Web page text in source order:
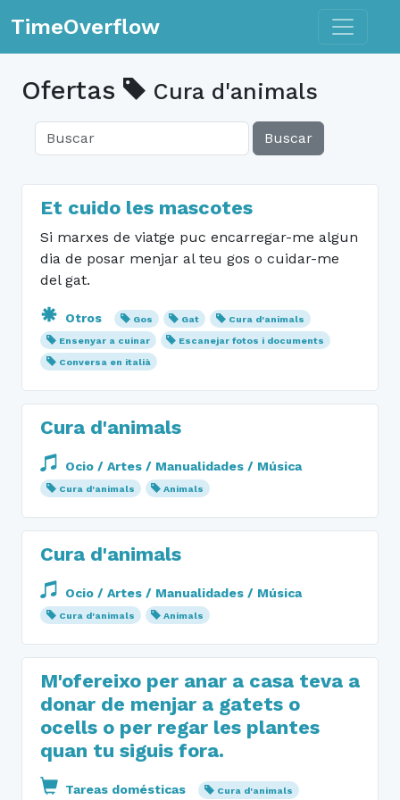
TimeOverflow Toggle
Ofertas Cura d'animals
Buscar
Et cuido les mascotes
Si marxes de viatge puc encarregar-me algun
dia de posar menjar al teu gos o cuidar-me
del gat.
Otros Gos Gat
Cura d'animals
Ensenyar a cuinar
Escanejar fotos i documents
Conversa en italià
Cura d'animals
Ocio / Artes / Manualidades / Música
Cura d'animals Animals
Cura d'animals
Ocio / Artes / Manualidades / Música
Cura d'animals Animals
M'ofereixo per anar a casa teva a
donar de menjar a gatets o
ocells o per regar les plantes
quan tu siguis fora.
Tareas domésticas Cura d'animals